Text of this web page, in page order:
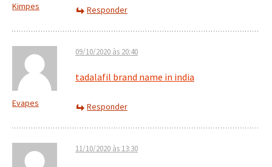
Kimpes Responder
Evapes
09/10/2020 às 20:40
tadalafil brand name in india
Responder
11/10/2020 às 13:30